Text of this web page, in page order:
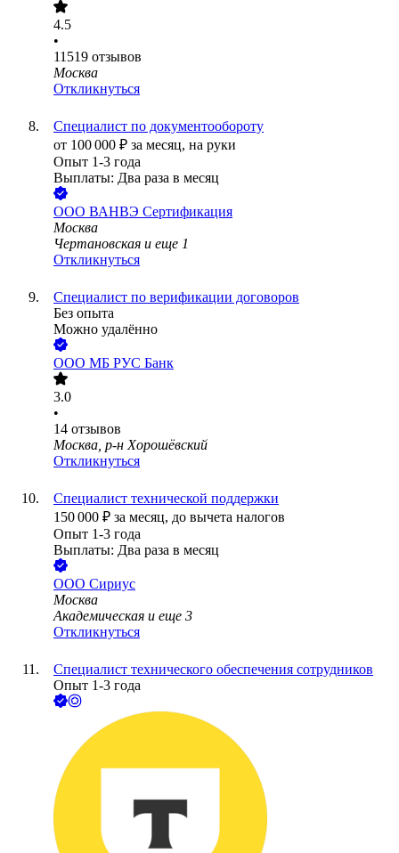
4.5
•
11519 отзывов
Москва
Откликнуться
Специалист по документообороту
от 100 000 ₽ за месяц, на руки
Опыт 1-3 года
Выплаты: Два раза в месяц
ООО ВАНВЭ Сертификация
Москва
Чертановская и еще 1
Откликнуться
Специалист по верификации договоров
Без опыта
Можно удалённо
ООО МБ РУС Банк
3.0
•
14 отзывов
Москва, р-н Хорошёвский
Откликнуться
Специалист технической поддержки
150 000 ₽ за месяц, до вычета налогов
Опыт 1-3 года
Выплаты: Два раза в месяц
ООО Сириус
Москва
Академическая и еще 3
Откликнуться
Специалист технического обеспечения сотрудников
Опыт 1-3 года